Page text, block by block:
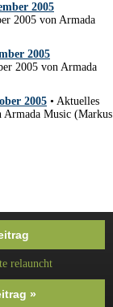
2005
2005 von Armada
2005
2005 von Armada
2005 • Aktuelles
Music (Markus
relauncht
»